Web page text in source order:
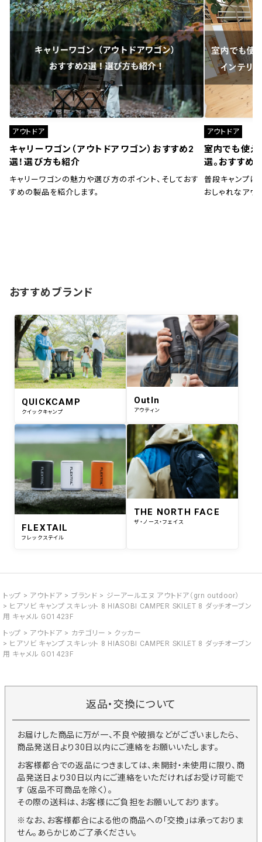
アウトドア
キャリーワゴン（アウトドアワゴン）おすすめ2
選！選び方も紹介
キャリーワゴンの魅力や選び方のポイント、そしておす
すめの製品を紹介します。
アウトドア
室内でも使え
選。おすすめ
普段キャンプに
おしゃれなアウ
おすすめブランド
QUICKCAMP
クイックキャンプ
OutIn
アウティン
FLEXTAIL
フレックステイル
THE NORTH FACE
ザ・ノース・フェイス
トップ アウトドア ブランド
ジーアールエヌ アウトドア（grn outdoor）
ヒアソビ キャンプ スキレット 8 HIASOBI CAMPER SKILET 8 ダッチオーブン
用 キャメル GO1423F
トップ
アウトドア カテゴリー
クッカー
ヒアソビ キャンプ スキレット 8 HIASOBI CAMPER SKILET 8 ダッチオーブン
用 キャメル GO1423F
返品・交換について
お届けした商品に万が一、不良や破損などがございましたら、
商品発送日より30日以内にご連絡をお願いいたします。
お客様都合での返品につきましては、未開封・未使用に限り、商
品発送日より30日以内にご連絡をいただければお受け可能で
す（返品不可商品を除く）。
その際の送料は、お客様にご負担をお願いしております。
※なお、お客様都合による他の商品への「交換」は承っておりま
せん。あらかじめご了承ください。